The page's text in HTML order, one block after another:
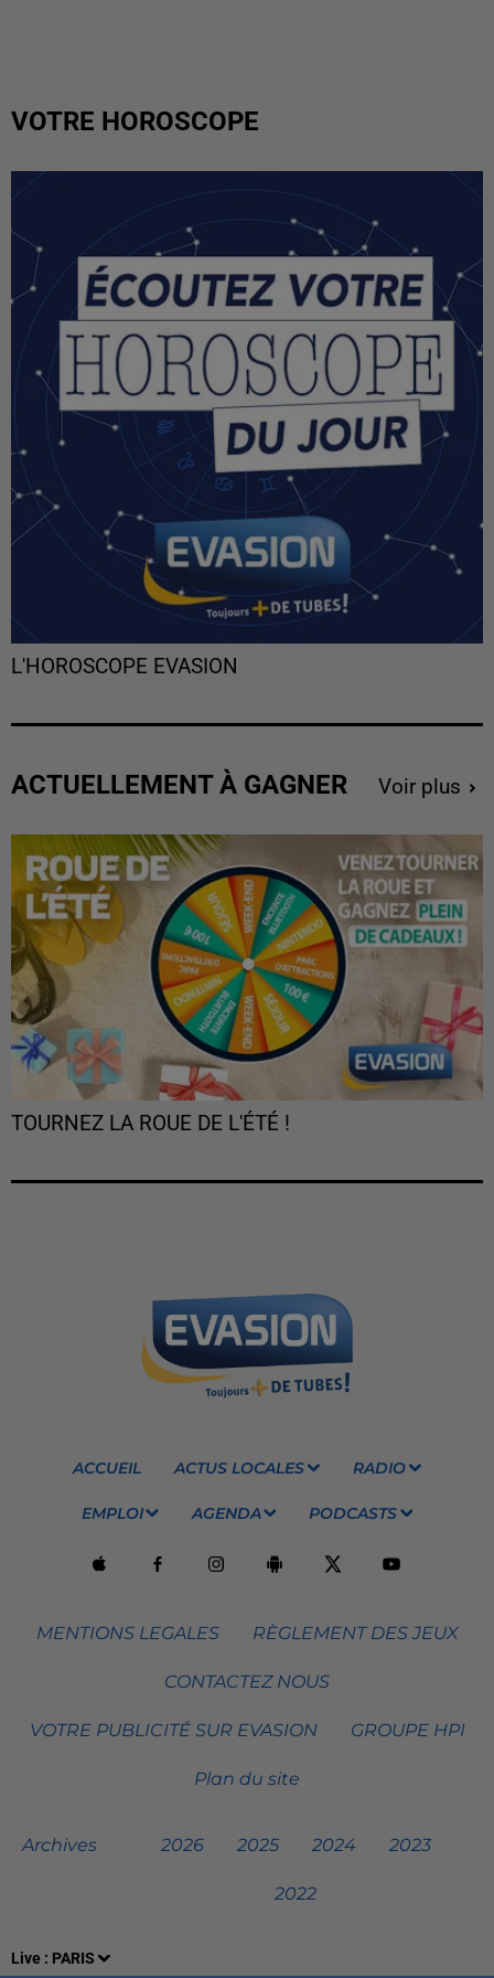
Live : PARIS
VOTRE HOROSCOPE
L'HOROSCOPE EVASION
ACTUELLEMENT À GAGNER Voir plus
TOURNEZ LA ROUE DE L'ÉTÉ !
ACCUEIL ACTUS LOCALES RADIO
EMPLOI AGENDA PODCASTS
MENTIONS LEGALES RÈGLEMENT DES JEUX
CONTACTEZ NOUS
VOTRE PUBLICITÉ SUR EVASION GROUPE HPI
Plan du site
Archives 2026 2025 2024 2023
2022